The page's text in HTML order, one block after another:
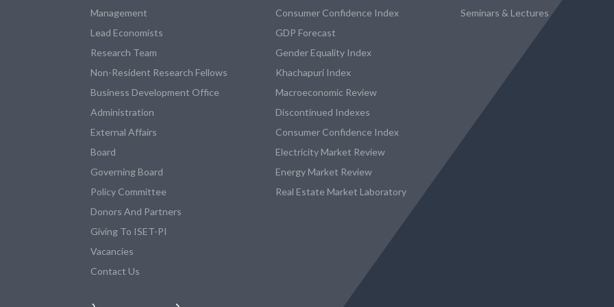
Management
Lead Economists
Research Team
Non-Resident Research Fellows
Business Development Office
Administration
External Affairs
Board
Governing Board
Policy Committee
Donors And Partners
Giving To ISET-PI
Vacancies
Contact Us
Consumer Confidence Index
GDP Forecast
Gender Equality Index
Khachapuri Index
Macroeconomic Review
Discontinued Indexes
Consumer Confidence Index
Electricity Market Review
Energy Market Review
Real Estate Market Laboratory
Seminars & Lectures